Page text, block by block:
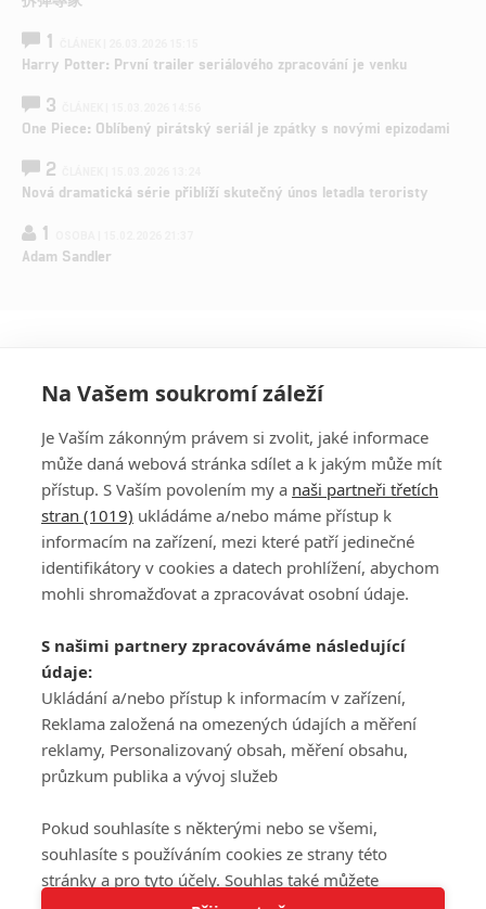
Tato stránka používá soubory cookies.
1
Harry Potter: První trailer seriálového zpracování je venku
3
One Piece: Oblíbený pirátský seriál je zpátky s novými epizodami
2
Nová dramatická série přiblíží skutečný únos letadla teroristy
1
Adam Sandler
PŘIHLÁSIT
REGISTROVAT
DISKUZE
Šéfredaktorkou webu jePetr Slavík, e-mailserialy@fandimefilmu.cz
Máte-li zájem o inzerci na našem webu napište nám na e-mail
studio@koncal.com
Ochrana osobních údajů|Zásady používání cookies |Pravidla webu
Upravit nastavení soukromí
Na Vašem soukromí záleží
Je Vaším zákonným právem si zvolit, jaké informace
může daná webová stránka sdílet a k jakým může mít
přístup. S Vaším povolením my a naši partneři třetích
stran (1019) ukládáme a/nebo máme přístup k
informacím na zařízení, mezi které patří jedinečné
identifikátory v cookies a datech prohlížení, abychom
mohli shromažďovat a zpracovávat osobní údaje.
S našimi partnery zpracováváme následující
údaje:
Ukládání a/nebo přístup k informacím v zařízení,
Reklama založená na omezených údajích a měření
reklamy, Personalizovaný obsah, měření obsahu,
průzkum publika a vývoj služeb
Pokud souhlasíte s některými nebo se všemi,
souhlasíte s používáním cookies ze strany této
stránky a pro tyto účely. Souhlas také můžete